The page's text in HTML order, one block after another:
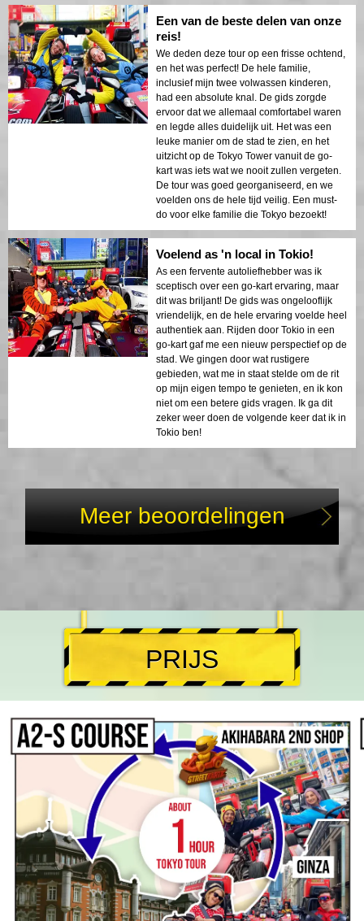
Een van de beste delen van onze
reis!
We deden deze tour op een frisse ochtend,
en het was perfect! De hele familie,
inclusief mijn twee volwassen kinderen,
had een absolute knal. De gids zorgde
ervoor dat we allemaal comfortabel waren
en legde alles duidelijk uit. Het was een
leuke manier om de stad te zien, en het
uitzicht op de Tokyo Tower vanuit de go-
kart was iets wat we nooit zullen vergeten.
De tour was goed georganiseerd, en we
voelden ons de hele tijd veilig. Een must-
do voor elke familie die Tokyo bezoekt!
Voelend as 'n local in Tokio!
As een fervente autoliefhebber was ik
sceptisch over een go-kart ervaring, maar
dit was briljant! De gids was ongelooflijk
vriendelijk, en de hele ervaring voelde heel
authentiek aan. Rijden door Tokio in een
go-kart gaf me een nieuw perspectief op de
stad. We gingen door wat rustigere
gebieden, wat me in staat stelde om de rit
op mijn eigen tempo te genieten, en ik kon
niet om een betere gids vragen. Ik ga dit
zeker weer doen de volgende keer dat ik in
Tokio ben!
Meer beoordelingen
PRIJS